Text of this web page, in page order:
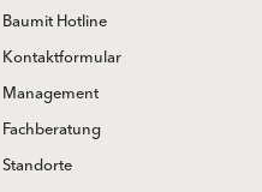
Baumit Hotline
Kontaktformular
Management
Fachberatung
Standorte